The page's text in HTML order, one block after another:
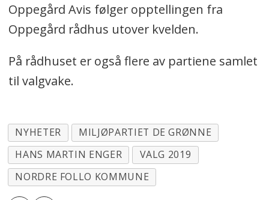
Oppegård Avis følger opptellingen fra
Oppegård rådhus utover kvelden.
På rådhuset er også flere av partiene samlet
til valgvake.
NYHETER
MILJØPARTIET DE GRØNNE
HANS MARTIN ENGER
VALG 2019
NORDRE FOLLO KOMMUNE